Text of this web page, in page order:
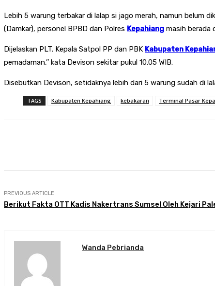
Lebih 5 warung terbakar di lalap si jago merah, namun belum
(Damkar), personel BPBD dan Polres Kepahiang masih berada
Dijelaskan PLT. Kepala Satpol PP dan PBK Kabupaten
pemadaman,’’ kata Devison sekitar pukul 10.05 WIB.
Disebutkan Devison, setidaknya lebih dari 5 warung sudah di
TAGS Kabupaten Kepahiang kebakaran Terminal Pasar
PREVIOUS ARTICLE
Berikut Fakta OTT Kadis Nakertrans Sumsel Oleh Kejari
Wanda Pebrianda